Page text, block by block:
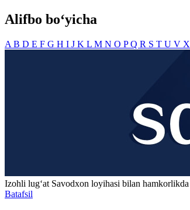
Alifbo bo‘yicha
A B D E F G H I J K L M N O PQ R S T U V X
Izohli lugʻat Savodxon loyihasi bilan
Batafsil